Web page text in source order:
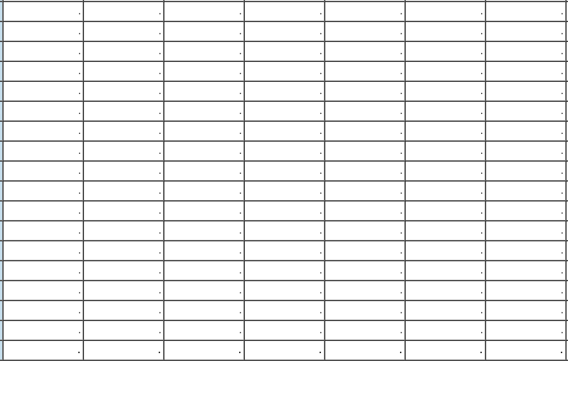
. . . . . .
.
. . . . . .
.
. . . . . .
.
. . . . . .
.
. . . . . .
.
. . . . . .
.
. . . . . .
.
. . . . . .
.
. . . . . .
.
. . . . . .
.
. . . . . .
.
. . . . . .
.
. . . . . .
.
. . . . . .
.
. . . . . .
.
. . . . . .
.
. . . . . .
.
. . . . . . .